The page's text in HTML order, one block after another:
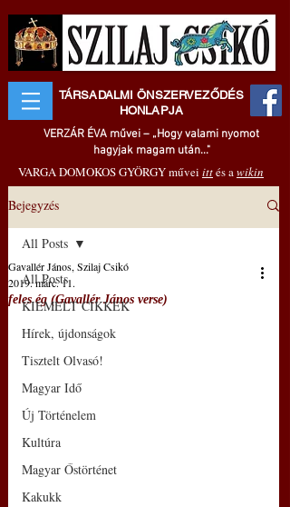
TÁRSADALMI ÖNSZERVEZŐDÉS
HONLAPJA
VERZÁR ÉVA művei – „Hogy valami nyomot
hagyjak magam után..."
VARGA DOMOKOS GYÖRGY művei ittés awikin
Bejegyzés
All Posts
KIEMELT CIKKEK
Hírek, újdonságok
Tisztelt Olvasó!
Magyar Idő
Új Történelem
Kultúra
Magyar Őstörténet
Kakukk
All Posts
feles ég (Gavallér János verse)
Gavallér János, Szilaj Csikó
2019. márc. 11.